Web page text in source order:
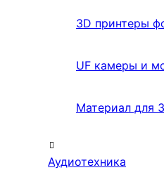
3D принтеры
UF камеры и
Материал для
Аудиотехника